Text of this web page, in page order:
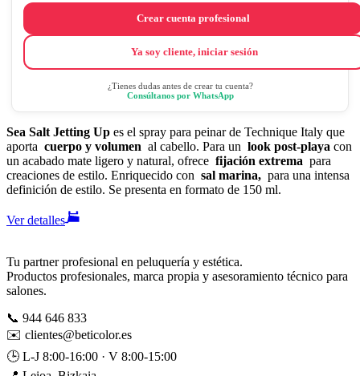
Crear cuenta profesional
Ya soy cliente, iniciar sesión
¿Tienes dudas antes de crear tu cuenta?
Consúltanos por WhatsApp
Sea Salt Jetting Up es el spray para peinar de Technique Italy que
aporta cuerpo y volumen al cabello. Para un look post-playa con
un acabado mate ligero y natural, ofrece fijación extrema para
creaciones de estilo. Enriquecido con sal marina, para una intensa
definición de estilo. Se presenta en formato de 150 ml.
Ver detalles
Tu partner profesional en peluquería y estética.
Productos profesionales, marca propia y asesoramiento técnico para
salones.
📞 944 646 833
✉️ clientes@beticolor.es
🕒 L-J 8:00-16:00 · V 8:00-15:00